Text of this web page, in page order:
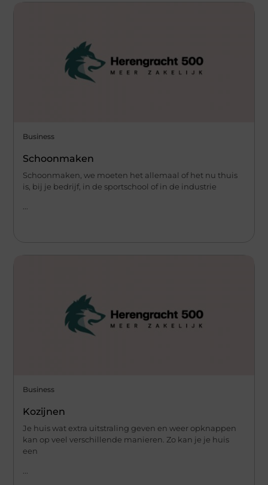
Business
Schoonmaken
Schoonmaken, we moeten het allemaal of het nu thuis
is, bij je bedrijf, in de sportschool of in de industrie
Business
Kozijnen
Je huis wat extra uitstraling geven en weer opknappen
kan op veel verschillende manieren. Zo kan je je huis
een
...